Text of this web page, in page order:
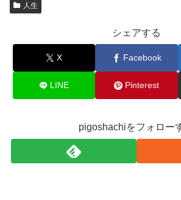
人生
シェアする
X Facebook
LINE Pinterest
pigoshachiをフォロー